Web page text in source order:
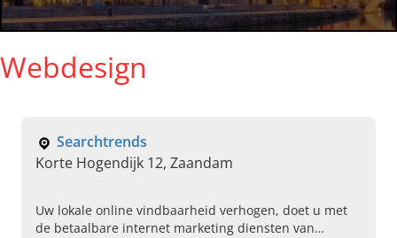
Webdesign
Searchtrends
Korte Hogendijk 12, Zaandam
Uw lokale online vindbaarheid verhogen, doet u met
de betaalbare internet marketing diensten van